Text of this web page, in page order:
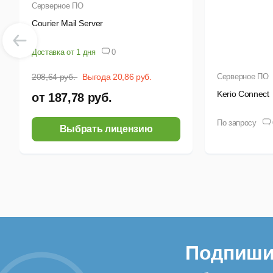
Все
Серверное ПО
Courier Mail Server
Доставка от 1 дня 0
208,64 руб. Выгода 20,86 руб.
от 187,78 руб.
Выбрать лицензию
Серверное ПО
Kerio Connect
По запросу